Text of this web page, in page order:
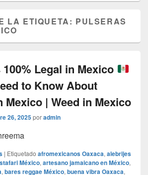
LA ETIQUETA: PULSERAS
Legal in Mexico
to Know About
Mexico | Weed in Mexico
26, 2025poradmin
| Etiquetado afromexicanos Oaxaca, alebrijes
México, artesano jamaicano en México,
, bares reggae México, buena vibra Oaxaca,